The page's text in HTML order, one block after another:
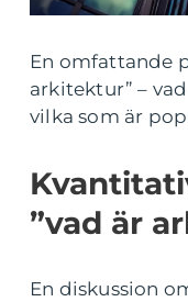
En omfattande
arkitektur” –
vilka som är
”vad är
En diskussion